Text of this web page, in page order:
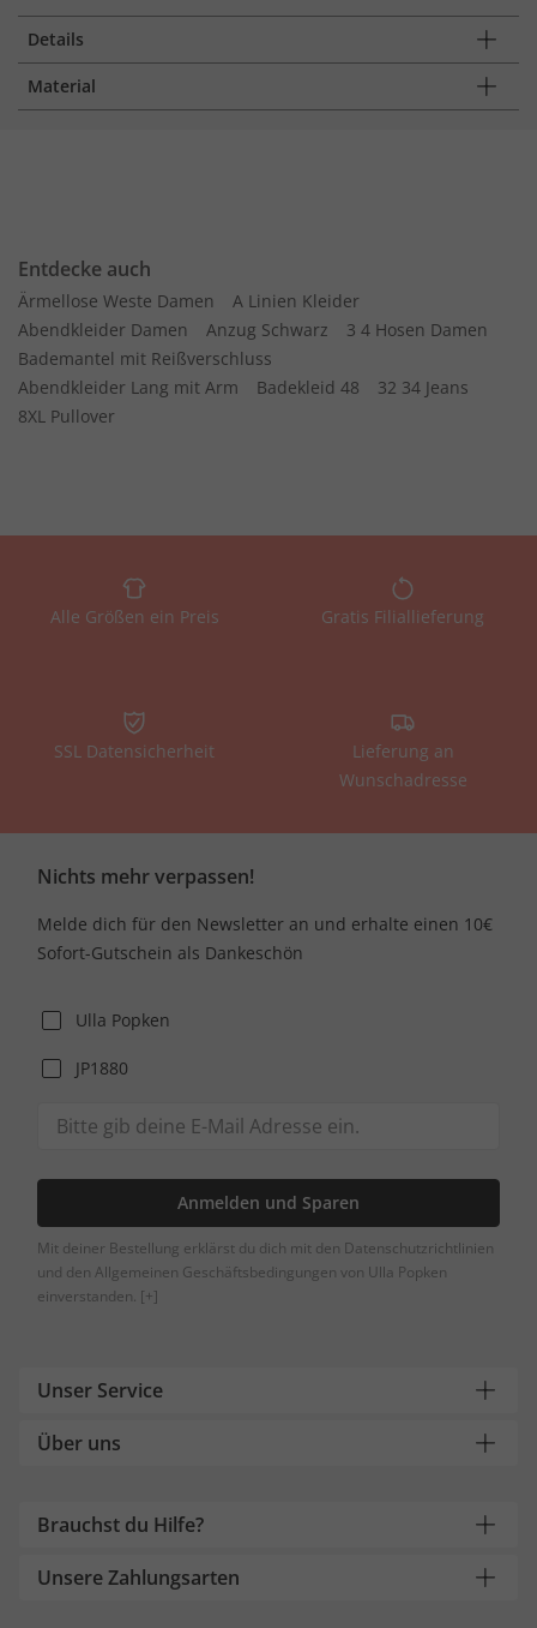
Details
Material
Entdecke auch
Ärmellose Weste Damen
A Linien Kleider
Abendkleider Damen
Anzug Schwarz
3 4 Hosen Damen
Bademantel mit Reißverschluss
Abendkleider Lang mit Arm
Badekleid 48
32 34 Jeans
8XL Pullover
Alle Größen ein Preis Gratis Filiallieferung
SSL Datensicherheit
Lieferung an
Wunschadresse
Nichts mehr verpassen!
Melde dich für den Newsletter an und erhalte einen 10€
Sofort-Gutschein als Dankeschön
Ulla Popken
JP1880
Anmelden und Sparen
Mit deiner Bestellung erklärst du dich mit den Datenschutzrichtlinien
und den Allgemeinen Geschäftsbedingungen von Ulla Popken
einverstanden. [+]
Unser Service
Über uns
Brauchst du Hilfe?
Unsere Zahlungsarten